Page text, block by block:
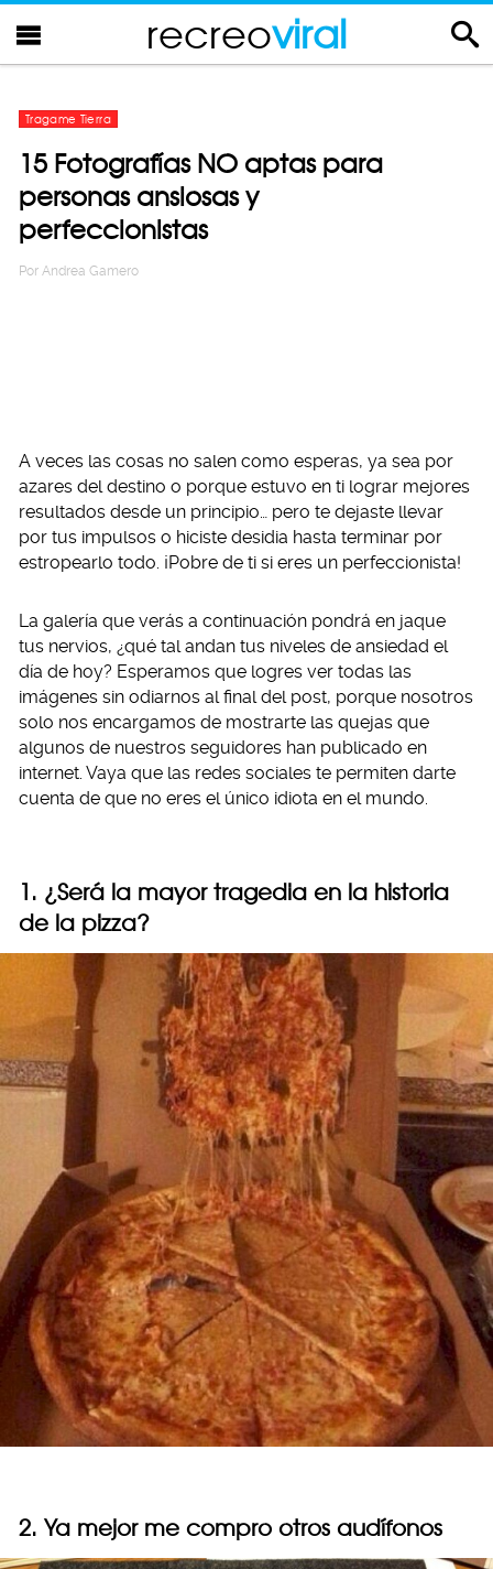
recreoviral
Tragame Tierra
15 Fotografías NO aptas para
personas ansiosas y
perfeccionistas
Por Andrea Gamero
A veces las cosas no salen como esperas, ya sea por
azares del destino o porque estuvo en ti lograr mejores
resultados desde un principio… pero te dejaste llevar
por tus impulsos o hiciste desidia hasta terminar por
estropearlo todo. ¡Pobre de ti si eres un perfeccionista!
La galería que verás a continuación pondrá en jaque
tus nervios, ¿qué tal andan tus niveles de ansiedad el
día de hoy? Esperamos que logres ver todas las
imágenes sin odiarnos al final del post, porque nosotros
solo nos encargamos de mostrarte las quejas que
algunos de nuestros seguidores han publicado en
internet. Vaya que las redes sociales te permiten darte
cuenta de que no eres el único idiota en el mundo.
1. ¿Será la mayor tragedia en la historia
de la pizza?
2. Ya mejor me compro otros audífonos